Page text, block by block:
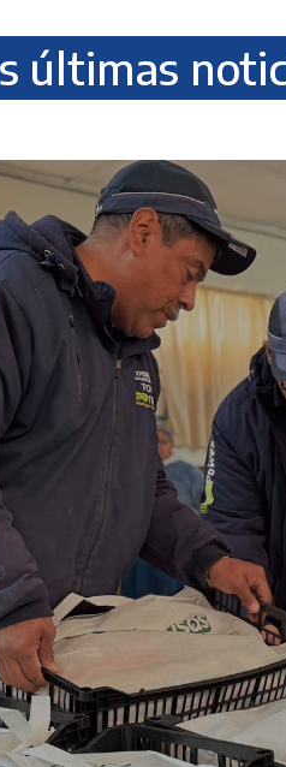
últimas